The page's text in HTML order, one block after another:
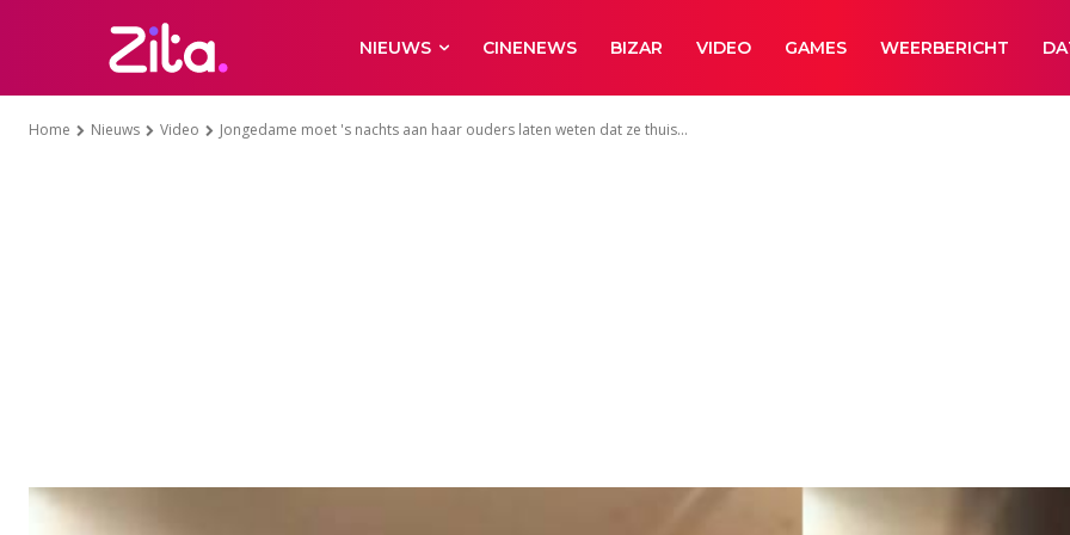
NIEUWS CINENEWS BIZAR VIDEO GAMES WEERBERICHT
Home Nieuws Video Jongedame moet 's nachts aan haar ouders laten weten dat ze thuis...